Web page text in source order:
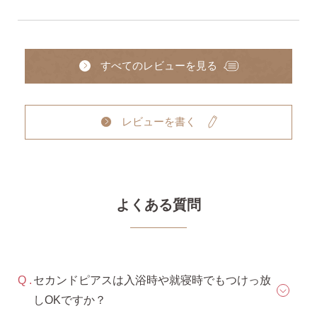
すべてのレビューを見る
レビューを書く
よくある質問
セカンドピアスは入浴時や就寝時でもつけっ放
しOKですか？